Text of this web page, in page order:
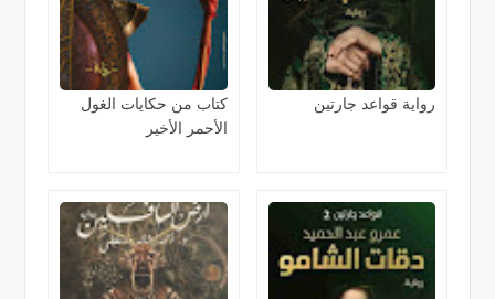
رواية قواعد جارتين
كتاب من حكايات الغول
الأحمر الأخير